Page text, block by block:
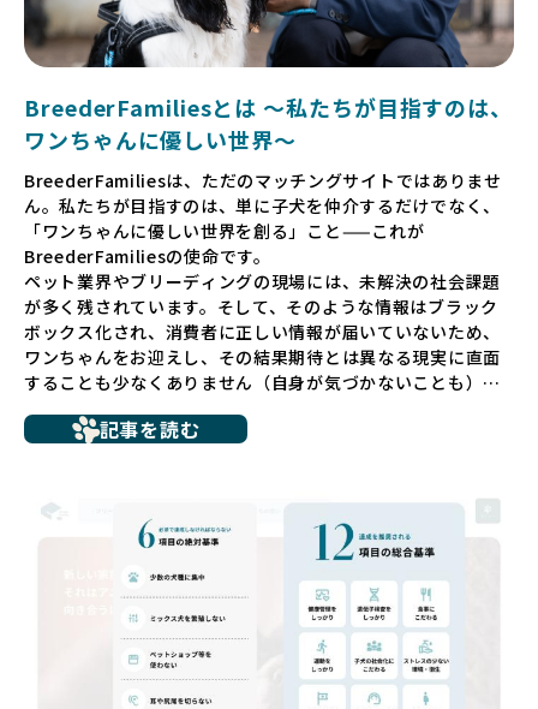
BreederFamiliesとは 〜私たちが目指すのは、
ワンちゃんに優しい世界〜
BreederFamiliesは、ただのマッチングサイトではありませ
ん。私たちが目指すのは、単に子犬を仲介するだけでなく、
「ワンちゃんに優しい世界を創る」こと——これが
BreederFamiliesの使命です。
ペット業界やブリーディングの現場には、未解決の社会課題
が多く残されています。そして、そのような情報はブラック
ボックス化され、消費者に正しい情報が届いていないため、
ワンちゃんをお迎えし、その結果期待とは異なる現実に直面
することも少なくありません（自身が気づかないことも）。
ち、健康面や社会性に問題を抱えていたり、またブリーダー
いるというケースもあります。こうした問題は、消費者にと
っても大きな負担であり、ワンちゃん自身にとっても非常に
だからこそ、私たちは正しい情報と安心して選べる場所を提
供すべきだと考えています。BreederFamiliesでは、ワンち
ゃんを家族のように愛する「優良ブリーダー」のみを独自の
厳しい基準で厳選し、その評価基準や評価結果をオープンに
しています。これにより、消費者の皆様が安心して子犬やブ
記事を読む